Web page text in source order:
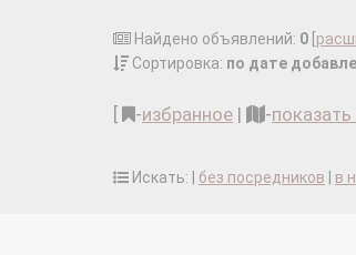
Найдено объявлений: 0
Сортировка: по дате
-избранное | -показать
Искать: | без посредников в